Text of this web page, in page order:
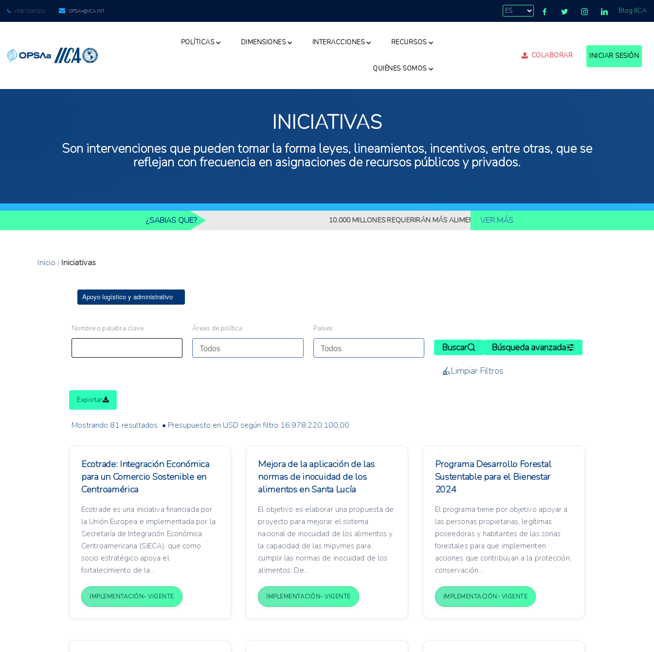
+506 2216 0222 OPSAA@IICA.INT Blog IICA
POLÍTICAS DIMENSIONES INTERACCIONES RECURSOS
QUIÉNES SOMOS
COLABORAR INICIAR SESIÓN
INICIATIVAS
Son intervenciones que pueden tomar la forma leyes, lineamientos, incentivos, entre otras, que se
reflejan con frecuencia en asignaciones de recursos públicos y privados.
¿SABIAS QUE? 10.000 MILLONES REQUERIRÁN MÁS ALIMENTOS10.000 MILLONES DE PERSONAS DEBERÁN SER
VER MÁS
Inicio | Iniciativas
Apoyo logístico y administrativo
Nombre o palabra clave Áreas de política Países
Buscar
Búsqueda avanzada
Limpiar Filtros
Exportar
Mostrando 81 resultados • Presupuesto en USD según filtro 16.978.220.100,00
Ecotrade: Integración Económica
para un Comercio Sostenible en
Centroamérica
Ecotrade es una iniciativa financiada por
la Unión Europea e implementada por la
Secretaría de Integración Económica
Centroamericana (SIECA), que como
socio estratégico apoya el
fortalecimiento de la...
IMPLEMENTACIÓN- VIGENTE
Mejora de la aplicación de las
normas de inocuidad de los
alimentos en Santa Lucía
El objetivo es elaborar una propuesta de
proyecto para mejorar el sistema
nacional de inocuidad de los alimentos y
la capacidad de las mipymes para
cumplir las normas de inocuidad de los
alimentos. De...
IMPLEMENTACIÓN- VIGENTE
Programa Desarrollo Forestal
Sustentable para el Bienestar
2024
El programa tiene por objetivo apoyar a
las personas propietarias, legítimas
poseedoras y habitantes de las zonas
forestales para que implementen
acciones que contribuyan a la protección,
conservación...
IMPLEMENTACIÓN- VIGENTE